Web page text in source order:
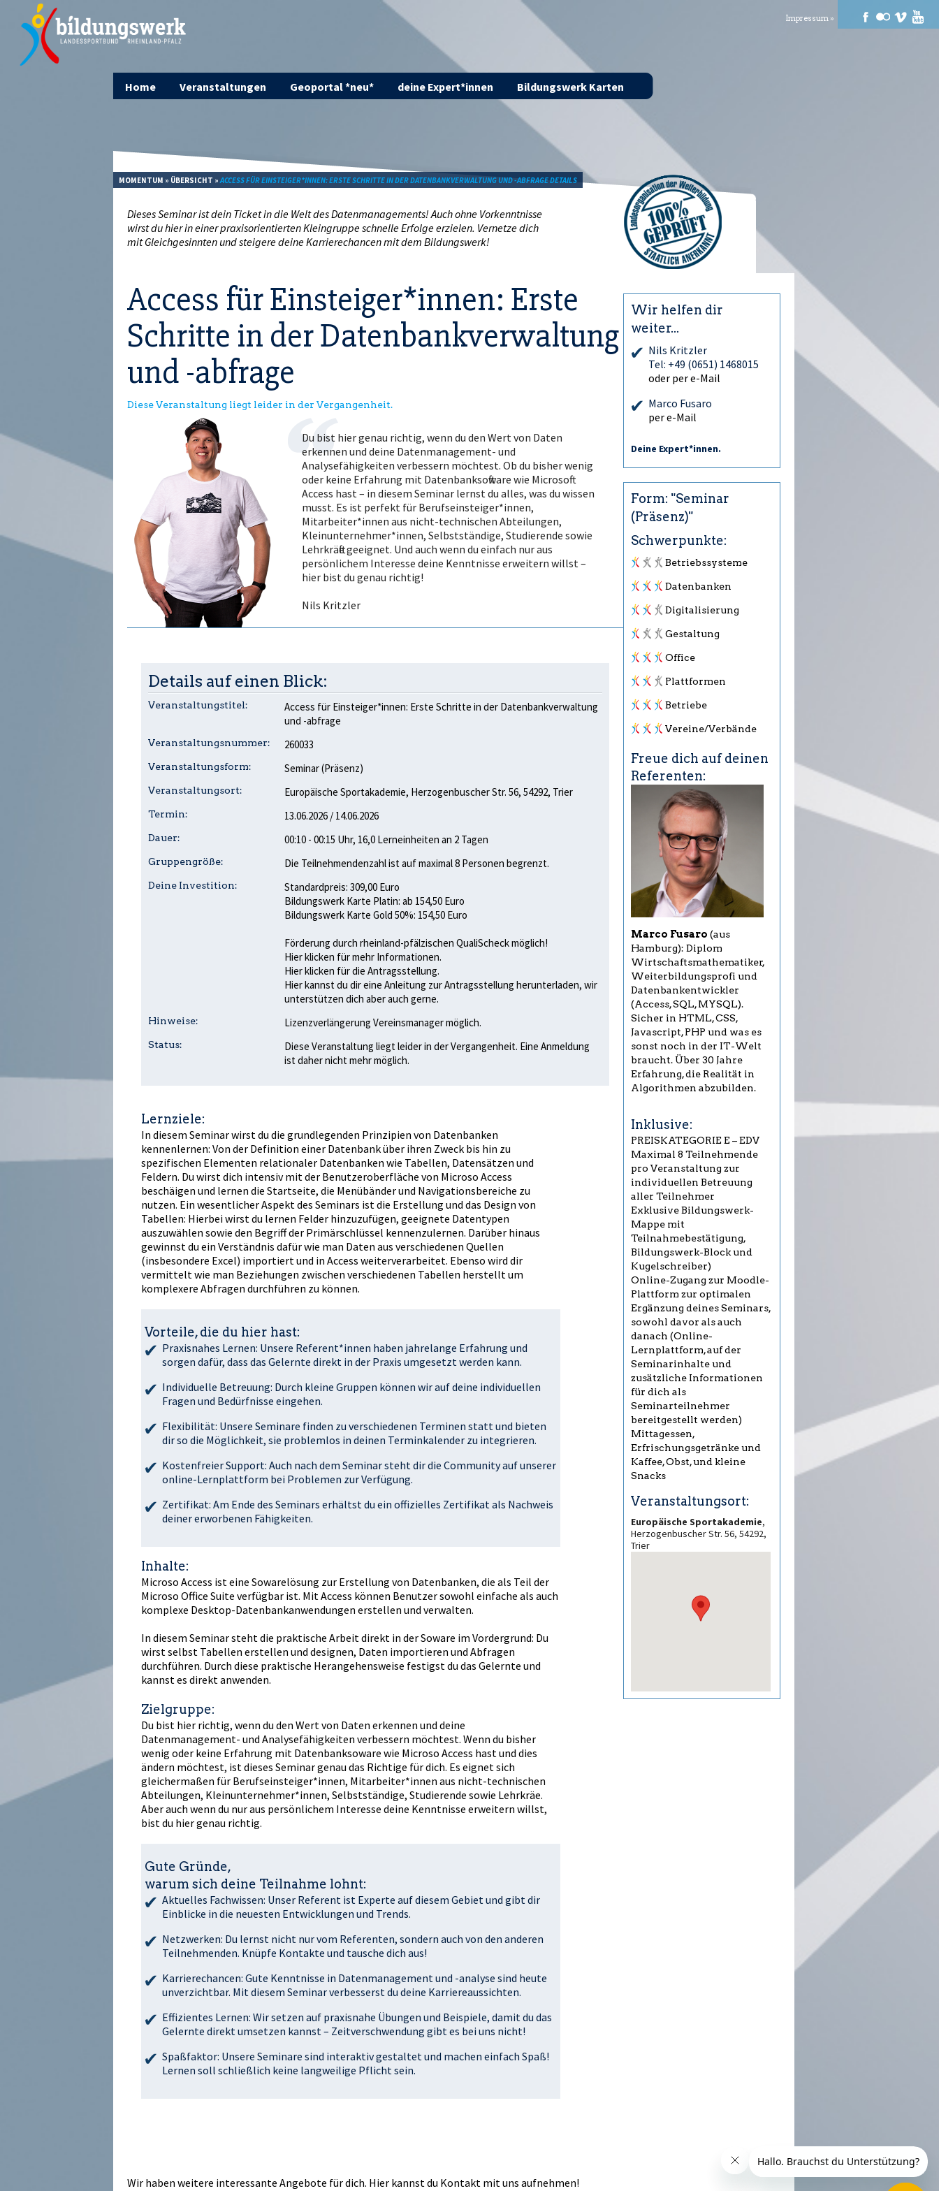
Home Veranstaltungen Geoportal *neu* deine Expert*innen Bildungswerk Karten
Impressum »
MOMENTUM » ÜBERSICHT »ACCESS FÜR EINSTEIGER*INNEN: ERSTE SCHRITTE IN DER DATENBANKVERWALTUNG UND -ABFRAGE DETAILS
Dieses Seminar ist dein Ticket in die Welt des Datenmanagements! Auch ohne Vorkenntnisse
wirst du hier in einer praxisorientierten Kleingruppe schnelle Erfolge erzielen. Vernetze dich
mit Gleichgesinnten und steigere deine Karrierechancen mit dem Bildungswerk!
Access für Einsteiger*innen: Erste
Schritte in der Datenbankverwaltung
und -abfrage
Diese Veranstaltung liegt leider in der Vergangenheit.
Du bist hier genau richtig, wenn du den Wert von Daten
erkennen und deine Datenmanagement- und
Analysefähigkeiten verbessern möchtest. Ob du bisher wenig
oder keine Erfahrung mit Datenbanksoftware wie Microsoft
Access hast – in diesem Seminar lernst du alles, was du wissen
musst. Es ist perfekt für Berufseinsteiger*innen,
Mitarbeiter*innen aus nicht-technischen Abteilungen,
Kleinunternehmer*innen, Selbstständige, Studierende sowie
Lehrkräfte geeignet. Und auch wenn du einfach nur aus
persönlichem Interesse deine Kenntnisse erweitern willst –
hier bist du genau richtig!
Nils Kritzler
Details auf einen Blick:
Veranstaltungstitel:
Access für Einsteiger*innen: Erste Schritte in der Datenbankverwaltung
und -abfrage
Veranstaltungsnummer: 260033
Veranstaltungsform: Seminar (Präsenz)
Veranstaltungsort: Europäische Sportakademie, Herzogenbuscher Str. 56, 54292, Trier
Termin: 13.06.2026 / 14.06.2026
Dauer: 00:10 - 00:15 Uhr, 16,0 Lerneinheiten an 2 Tagen
Gruppengröße: Die Teilnehmendenzahl ist auf maximal 8 Personen begrenzt.
Deine Investition:
Standardpreis: 309,00 Euro
Bildungswerk Karte Platin: ab 154,50 Euro
Bildungswerk Karte Gold 50%: 154,50 Euro
Förderung durch rheinland-pfälzischen QualiScheck möglich!
Hier klicken für mehr Informationen.
Hier klicken für die Antragsstellung.
Hier kannst du dir eine Anleitung zur Antragsstellung herunterladen, wir
unterstützen dich aber auch gerne.
Hinweise: Lizenzverlängerung Vereinsmanager möglich.
Status:
Diese Veranstaltung liegt leider in der Vergangenheit. Eine Anmeldung
ist daher nicht mehr möglich.
Lernziele:
In diesem Seminar wirst du die grundlegenden Prinzipien von Datenbanken
kennenlernen: Von der Definition einer Datenbank über ihren Zweck bis hin zu
spezifischen Elementen relationaler Datenbanken wie Tabellen, Datensätzen und
Feldern. Du wirst dich intensiv mit der Benutzeroberfläche von Microsoft Access
beschäftigen und lernen die Startseite, die Menübänder und Navigationsbereiche zu
nutzen. Ein wesentlicher Aspekt des Seminars ist die Erstellung und das Design von
Tabellen: Hierbei wirst du lernen Felder hinzuzufügen, geeignete Datentypen
auszuwählen sowie den Begriff der Primärschlüssel kennenzulernen. Darüber hinaus
gewinnst du ein Verständnis dafür wie man Daten aus verschiedenen Quellen
(insbesondere Excel) importiert und in Access weiterverarbeitet. Ebenso wird dir
vermittelt wie man Beziehungen zwischen verschiedenen Tabellen herstellt um
komplexere Abfragen durchführen zu können.
Vorteile, die du hier hast:
Praxisnahes Lernen: Unsere Referent*innen haben jahrelange Erfahrung und
sorgen dafür, dass das Gelernte direkt in der Praxis umgesetzt werden kann.
Individuelle Betreuung: Durch kleine Gruppen können wir auf deine individuellen
Fragen und Bedürfnisse eingehen.
Flexibilität: Unsere Seminare finden zu verschiedenen Terminen statt und bieten
dir so die Möglichkeit, sie problemlos in deinen Terminkalender zu integrieren.
Kostenfreier Support: Auch nach dem Seminar steht dir die Community auf unserer
online-Lernplattform bei Problemen zur Verfügung.
Zertifikat: Am Ende des Seminars erhältst du ein offizielles Zertifikat als Nachweis
deiner erworbenen Fähigkeiten.
Inhalte:
Microsoft Access ist eine Softwarelösung zur Erstellung von Datenbanken, die als Teil der
Microsoft Office Suite verfügbar ist. Mit Access können Benutzer sowohl einfache als auch
komplexe Desktop-Datenbankanwendungen erstellen und verwalten.
In diesem Seminar steht die praktische Arbeit direkt in der Software im Vordergrund: Du
wirst selbst Tabellen erstellen und designen, Daten importieren und Abfragen
durchführen. Durch diese praktische Herangehensweise festigst du das Gelernte und
kannst es direkt anwenden.
Zielgruppe:
Du bist hier richtig, wenn du den Wert von Daten erkennen und deine
Datenmanagement- und Analysefähigkeiten verbessern möchtest. Wenn du bisher
wenig oder keine Erfahrung mit Datenbanksoftware wie Microsoft Access hast und dies
ändern möchtest, ist dieses Seminar genau das Richtige für dich. Es eignet sich
gleichermaßen für Berufseinsteiger*innen, Mitarbeiter*innen aus nicht-technischen
Abteilungen, Kleinunternehmer*innen, Selbstständige, Studierende sowie Lehrkräfte.
Aber auch wenn du nur aus persönlichem Interesse deine Kenntnisse erweitern willst,
bist du hier genau richtig.
Gute Gründe,
warum sich deine Teilnahme lohnt:
Aktuelles Fachwissen: Unser Referent ist Experte auf diesem Gebiet und gibt dir
Einblicke in die neuesten Entwicklungen und Trends.
Netzwerken: Du lernst nicht nur vom Referenten, sondern auch von den anderen
Teilnehmenden. Knüpfe Kontakte und tausche dich aus!
Karrierechancen: Gute Kenntnisse in Datenmanagement und -analyse sind heute
unverzichtbar. Mit diesem Seminar verbesserst du deine Karriereaussichten.
Effizientes Lernen: Wir setzen auf praxisnahe Übungen und Beispiele, damit du das
Gelernte direkt umsetzen kannst – Zeitverschwendung gibt es bei uns nicht!
Spaßfaktor: Unsere Seminare sind interaktiv gestaltet und machen einfach Spaß!
Lernen soll schließlich keine langweilige Pflicht sein.
Wir haben weitere interessante Angebote für dich. Hier kannst du Kontakt mit uns aufnehmen!
Wir helfen dir
weiter...
Nils Kritzler
Tel: +49 (0651) 1468015
oder per e-Mail
Marco Fusaro
per e-Mail
Deine Expert*innen.
Form: "Seminar
(Präsenz)"
Schwerpunkte:
Betriebssysteme
Datenbanken
Digitalisierung
Gestaltung
Office
Plattformen
Betriebe
Vereine/Verbände
Freue dich auf deinen
Referenten:
Marco Fusaro (aus
Hamburg): Diplom
Wirtschaftsmathematiker,
Weiterbildungsprofi und
Datenbankentwickler
(Access, SQL, MYSQL).
Sicher in HTML, CSS,
Javascript, PHP und was es
sonst noch in der IT-Welt
braucht. Über 30 Jahre
Erfahrung, die Realität in
Algorithmen abzubilden.
Inklusive:
PREISKATEGORIE E – EDV
Maximal 8 Teilnehmende
pro Veranstaltung zur
individuellen Betreuung
aller Teilnehmer
Exklusive Bildungswerk-
Mappe mit
Teilnahmebestätigung,
Bildungswerk-Block und
Kugelschreiber)
Online-Zugang zur Moodle-
Plattform zur optimalen
Ergänzung deines Seminars,
sowohl davor als auch
danach (Online-
Lernplattform, auf der
Seminarinhalte und
zusätzliche Informationen
für dich als
Seminarteilnehmer
bereitgestellt werden)
Mittagessen,
Erfrischungsgetränke und
Kaffee, Obst, und kleine
Snacks
Veranstaltungsort:
Europäische Sportakademie,
Herzogenbuscher Str. 56, 54292,
Trier